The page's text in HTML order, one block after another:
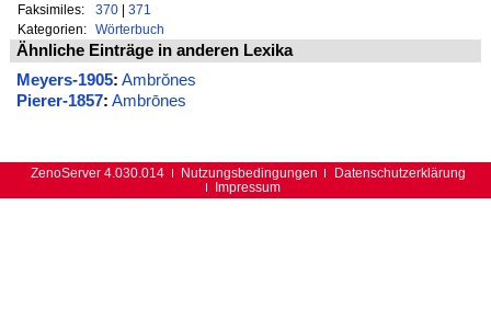
Faksimiles:
370| 371
Kategorien:
Wörterbuch
Ähnliche Einträge in anderen Lexika
Meyers-1905: Ambrŏnes
Pierer-1857: Ambrōnes
ZenoServer 4.030.014 Nutzungsbedingungen
Datenschutzerklärung
Impressum